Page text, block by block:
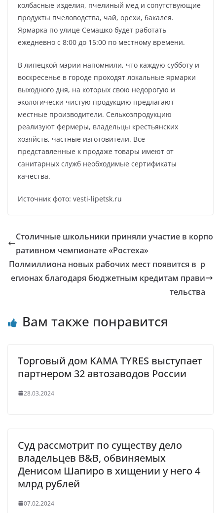
колбасные изделия, пчелиный мед и сопутствующие
продукты пчеловодства, чай, орехи, бакалея.
Ярмарка по улице Семашко будет работать
ежедневно с 8:00 до 15:00 по местному времени.
В липецкой мэрии напомнили, что каждую субботу и
воскресенье в городе проходят локальные ярмарки
выходного дня, на которых свою недорогую и
экологически чистую продукцию предлагают
местные производители. Сельхозпродукцию
реализуют фермеры, владельцы крестьянских
хозяйств, частные изготовители. Все
представленные к продаже товары имеют от
санитарных служб необходимые сертификаты
качества.
Источник фото: vesti-lipetsk.ru
Столичные школьники приняли участие в корпо
ративном чемпионате «Ростеха»
Полмиллиона новых рабочих мест появится в р
егионах благодаря бюджетным кредитам прави
тельства
Вам также понравится
Торговый дом KAMA TYRES выступает
партнером 32 автозаводов России
28.03.2024
Суд рассмотрит по существу дело
владельцев B&B, обвиняемых
Денисом Шапиро в хищении у него 4
млрд рублей
07.02.2024